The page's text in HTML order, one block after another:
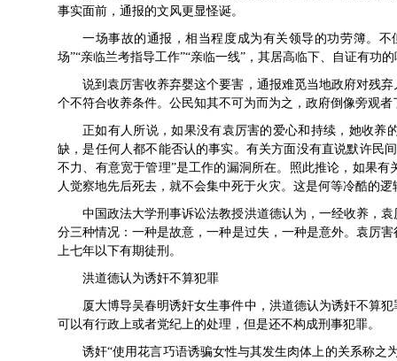
事实面前，通报的文风更显怪诞。
一场事故的通报，相当程度成为有关领导的功劳簿。
场”“亲临兰考指导工作”“亲临一线”，其居高临下、自证有功
说到袁厉害收养弃婴这个要害，通报难觅当地政府对残
个不符合收养条件。公民知其不可为而为之，政府倒像旁观者
正如有人所说，如果没有袁厉害的爱心和持续，她收养
缺，是任何人都不能否认的事实。有关方面没有直说默许民
不力、有意宽于管理”是工作的漏洞所在。照此推论，如果
人觉察地先后死去，就不会集中死于火灾。这是何等冷酷的逻
中国政法大学刑事诉讼法教授洪道德认为，一经收养，
分三种情况：一种是故意，一种是过失，一种是意外。袁厉
上七年以下有期徒刑 。
洪道德认为诱奸不算犯罪
厦大博导吴春明诱奸女生事件中，洪道德认为诱奸不算
可以有行政上或者党纪上的处理，但是还不构成刑事犯罪。
诱奸“使用花言巧语诱骗女性与其发生肉体上的关系称之